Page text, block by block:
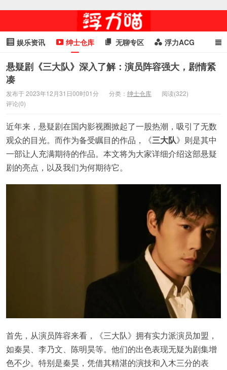
喵星闻
娱乐资讯 绅士仓库 无聊专区 浮力ACG
浮力GIF 明星头条 浮力资讯 头条女神 萌妹专区
cosplay
悬疑剧《三大队》深入了解：演员阵容强大，剧情紧
凑
发布于 2023年12月31日00时01分 分类： 绅士仓库
阅读(322)
评论(0)
近年来，悬疑剧在国内影视圈掀起了一股热潮，吸引了无数
观众的目光。而作为备受瞩目的作品，《三大队》则是其中
一部让人充满期待的作品。本文将为大家详细介绍这部悬疑
剧的亮点，以及我们为何期待它。
首先，从演员阵容来看，《三大队》拥有实力派演员加盟，
如秦昊、李乃文、陈明昊等。他们的出色表现无疑为剧集增
色不少。特别是秦昊，凭借其精湛的演技和入木三分的表